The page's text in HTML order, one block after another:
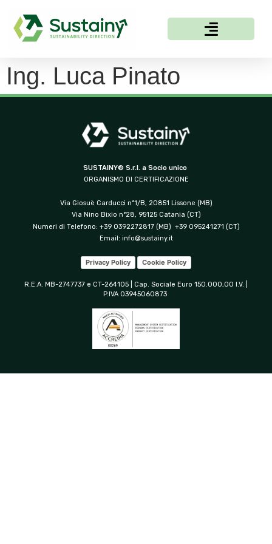
Ing. Luca Pinato
SUSTAINY® S.r.l. a Socio unico
ORGANISMO DI CERTIFICAZIONE
Via Giosuè Carducci n°1/B, 20851 Lissone (MB)
Via Nino Bixio n°28, 95125 Catania (CT)
Numeri di Telefono: +39 0392272817 (MB) +39 095241271 (CT)
Email: info@sustainy.it
Privacy Policy Cookie Policy
R.E.A. MB-2747737 e CT-264105 | Cap. Sociale Euro 150.000,00 I.V. |
P.IVA 03945060873